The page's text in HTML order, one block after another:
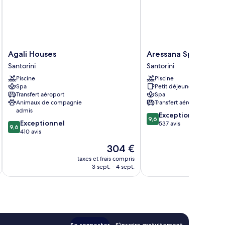
Agali
Houses
Santorini
Agali Houses
Santorini
Piscine
Spa
Transfert aéroport
Animaux de compagnie
admis
9.6
sur
9,6 Exceptionnel
410 avis
Le
nouveau
prix
304 €
taxes et frais compris
3 sept. - 4 sept.
Aressana
Spa
Hotel
and
Suites
Santorini
Aressana Spa Hotel
Santorini
Piscine
Petit déjeuner gratuit
Spa
Transfert aéroport
9.6
sur
9,6 Exceptionnel
537 avis